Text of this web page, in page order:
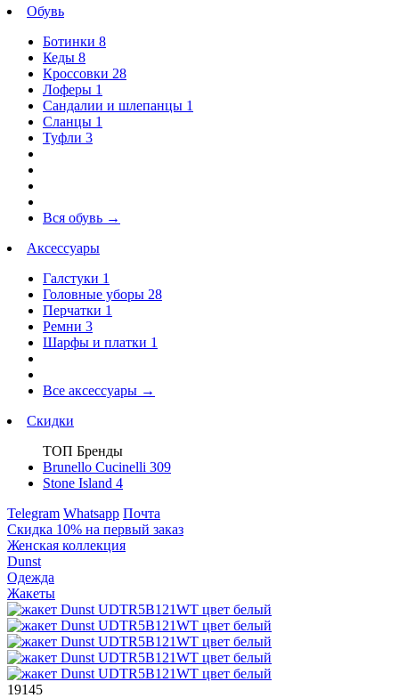
Обувь
Ботинки 8
Кеды 8
Кроссовки 28
Лоферы 1
Сандалии и шлепанцы 1
Сланцы 1
Туфли 3
Вся обувь →
Аксессуары
Галстуки 1
Головные уборы 28
Перчатки 1
Ремни 3
Шарфы и платки 1
Все аксессуары →
Скидки
ТОП Бренды
Brunello Cucinelli 309
Stone Island 4
Telegram Whatsapp Почта
Скидка 10% на первый заказ
Женская коллекция
Dunst
Одежда
Жакеты
19145